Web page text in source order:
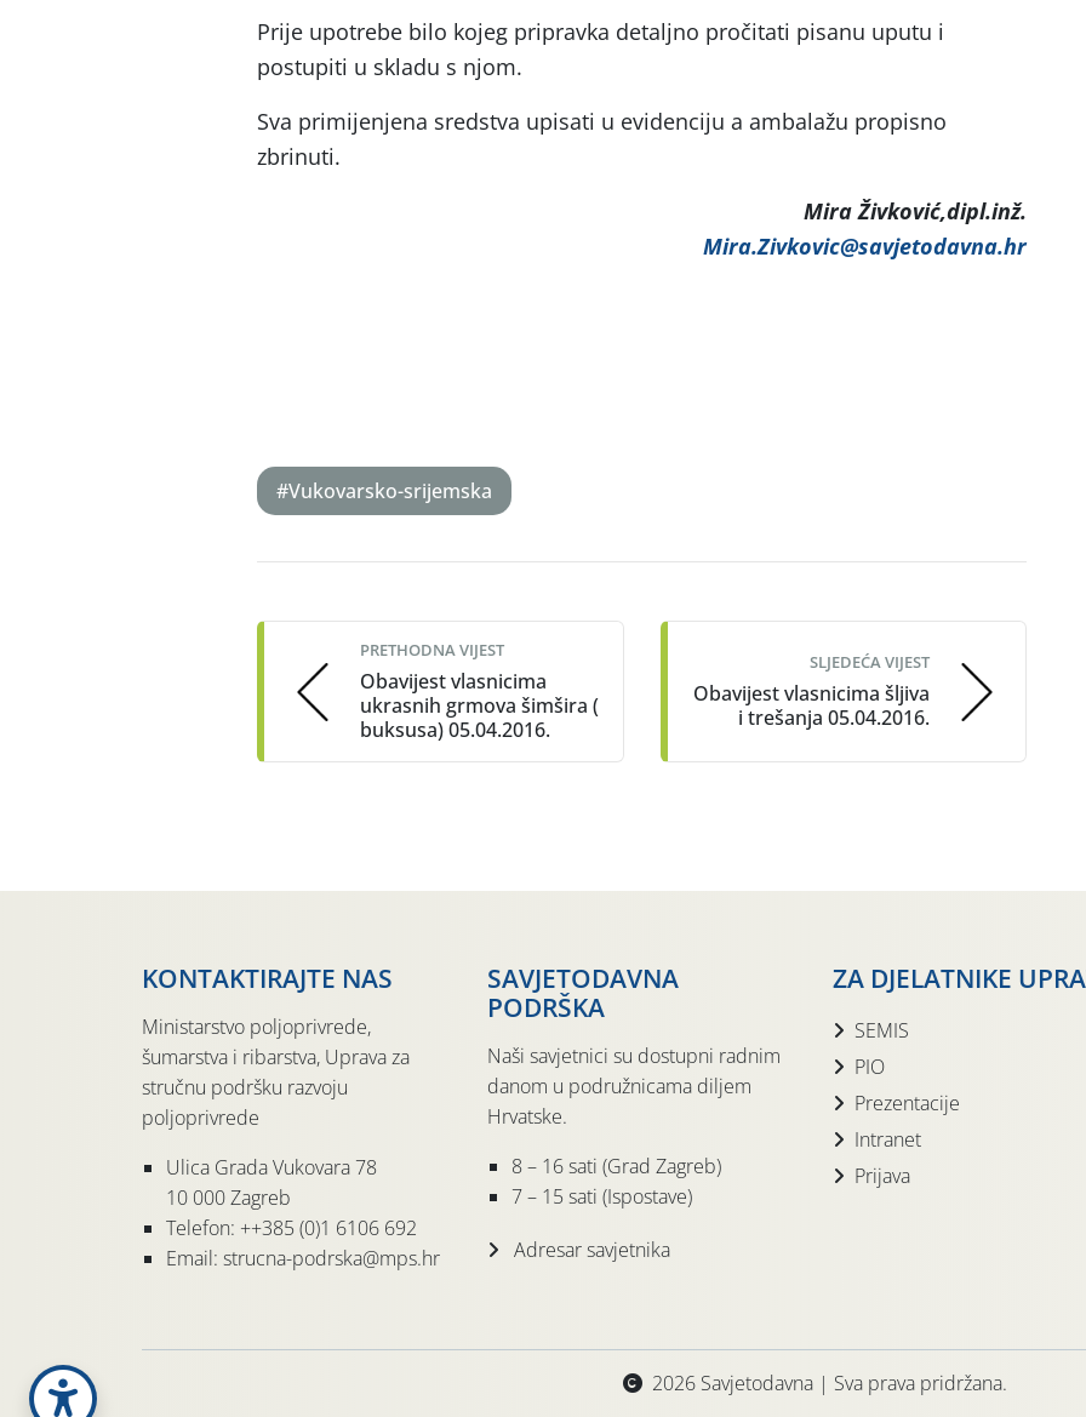
Prije upotrebe bilo kojeg pripravka detaljno pročitati pisanu uputu i
postupiti u skladu s njom.
Sva primijenjena sredstva upisati u evidenciju a ambalažu propisno
zbrinuti.
Mira Živković,dipl.inž.
Mira.Zivkovic@savjetodavna.hr
#Vukovarsko-srijemska
navigation
PRETHODNA VIJEST
Obavijest vlasnicima
ukrasnih grmova šimšira (
buksusa) 05.04.2016.
SLJEDEĆA VIJEST
Obavijest vlasnicima šljiva
i trešanja 05.04.2016.
KONTAKTIRAJTE NAS
Ministarstvo poljoprivrede,
šumarstva i ribarstva, Uprava za
stručnu podršku razvoju
poljoprivrede
Ulica Grada Vukovara 78
10 000 Zagreb
Telefon: ++385 (0)1 6106 692
Email: strucna-podrska@mps.hr
SAVJETODAVNA
PODRŠKA
Naši savjetnici su dostupni radnim
danom u podružnicama diljem
Hrvatske.
8 – 16 sati (Grad Zagreb)
7 – 15 sati (Ispostave)
Adresar savjetnika
ZA DJELATNIKE
SEMIS
PIO
Prezentacije
Intranet
Prijava
2026 Savjetodavna | Sva prava pridržana.